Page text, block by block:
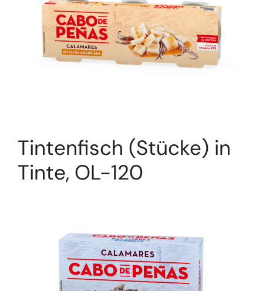
Tintenfisch (Stücke) in
Tinte, OL-120